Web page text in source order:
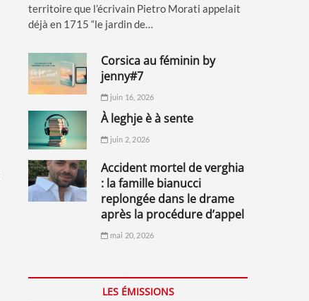
territoire que l’écrivain Pietro Morati appelait
déjà en 1715 “le jardin de…
corsica au féminin by
jenny#7
juin 16, 2026
à leghje è à sente
juin 2, 2026
accident mortel de verghia
: la famille bianucci
replongée dans le drame
après la procédure d’appel
mai 20, 2026
LES ÉMISSIONS